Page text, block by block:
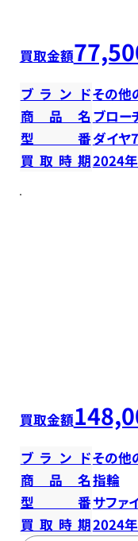
買取金額
ブランドその他
商品名 ブロー
型番ダイヤ
買取時期2024
買取金額
ブランドその他
商品名指輪
型番サファ
買取時期2024